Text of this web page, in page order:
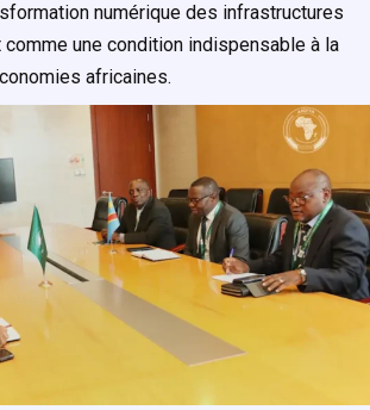
numérique des infrastructures
une condition indispensable à la
africaines.